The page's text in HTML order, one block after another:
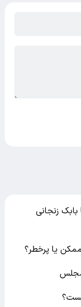
بابک زنجانی
یا پرخطر؟
مجلس